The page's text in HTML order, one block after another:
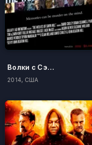
Волки с Сэйвин-Хилл
2014, США